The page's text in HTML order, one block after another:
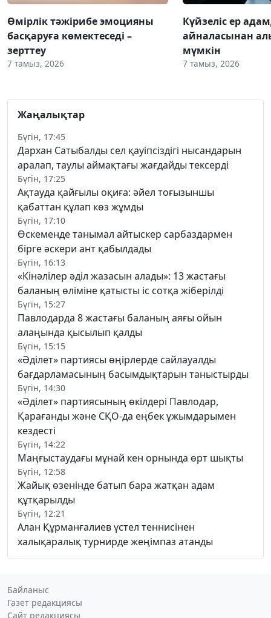
Өмірлік тәжірибе эмоцияны
басқаруға көмектеседі –
зерттеу
7 тамыз, 2026
Күйзеліс ер
айналасынан
мүмкін
7 тамыз, 2026
Жаңалықтар
Бүгін, 17:45
Дархан Сатыбалды сел қауіпсіздігі нысандарын
аралап, таулы аймақтағы жағдайды тексерді
Бүгін, 17:25
Ақтауда қайғылы оқиға: әйел тоғызыншы
қабаттан құлап көз жұмды
Бүгін, 17:10
Өскеменде танымал айтыскер сарбаздармен
бірге әскери ант қабылдады
Бүгін, 16:13
«Кінәлілер әділ жазасын алады»: 13 жастағы
баланың өліміне қатысты іс сотқа жіберілді
Бүгін, 15:27
Павлодарда 8 жастағы баланың аяғы ойын
алаңында қысылып қалды
Бүгін, 15:15
«Әділет» партиясы өңірлерде сайлауалды
бағдарламасының басымдықтарын таныстырды
Бүгін, 14:30
«Әділет» партиясының өкілдері Павлодар,
Қарағанды және СҚО-да еңбек ұжымдарымен
кездесті
Бүгін, 14:22
Маңғыстаудағы мұнай кен орнында өрт шықты
Бүгін, 12:58
Жайық өзенінде батып бара жатқан адам
құтқарылды
Бүгін, 12:21
Алан Құрманғалиев үстел теннисінен
халықаралық турнирде жеңімпаз атанды
Байланыс
Газет редакциясы
Сайт редакциясы